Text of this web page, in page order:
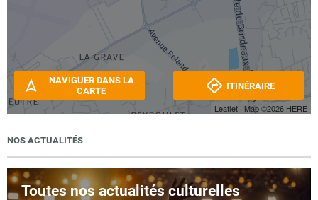
Leaflet | Map ©2026 HERE
NAVIGUER DANS LA
CARTE
ITINÉRAIRE
NOS ACTUALITÉS
Toutes nos actualités culturelles